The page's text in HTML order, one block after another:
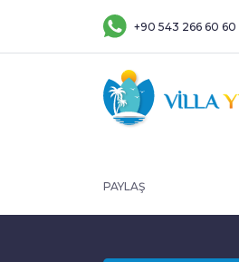
+90 543 266 60 60
PAYLAŞ